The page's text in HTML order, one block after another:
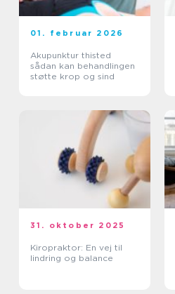
01. februar 2026
Akupunktur thisted
sådan kan behandlingen
støtte krop og sind
31. oktober 2025
Kiropraktor: En vej til
lindring og balance